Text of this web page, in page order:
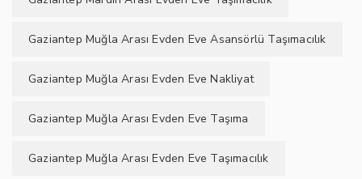
Gaziantep Muğla Arası Evden Eve Asansörlü Taşımacılık
Gaziantep Muğla Arası Evden Eve Nakliyat
Gaziantep Muğla Arası Evden Eve Taşıma
Gaziantep Muğla Arası Evden Eve Taşımacılık